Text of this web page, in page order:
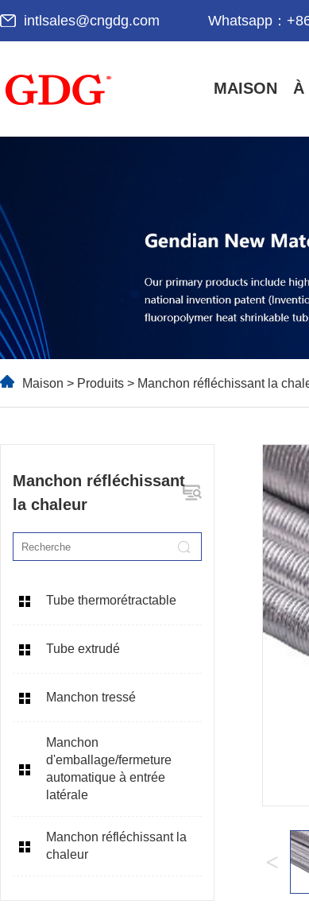
intlsales@cngdg.com Whatsapp：
MAISON À
Maison > Produits > Manchon réfléchissant la
Manchon réfléchissant
la chaleur
Tube thermorétractable
Tube extrudé
Manchon tressé
Manchon
d'emballage/fermeture
automatique à entrée
latérale
Manchon réfléchissant la
chaleur
<